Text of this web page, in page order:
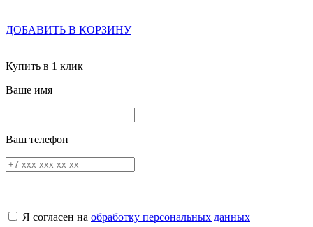
ДОБАВИТЬ В КОРЗИНУ
Купить в 1 клик
Ваше имя
Ваш телефон
Я согласен на обработку персональных данных